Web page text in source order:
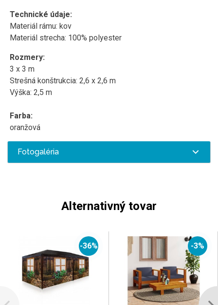
Technické údaje:
Materiál rámu: kov
Materiál strecha: 100% polyester
Rozmery:
3 x 3 m
Strešná konštrukcia: 2,6 x 2,6 m
Výška: 2,5 m
Farba:
oranžová
Fotogaléria
Alternativný tovar
-36% -3%